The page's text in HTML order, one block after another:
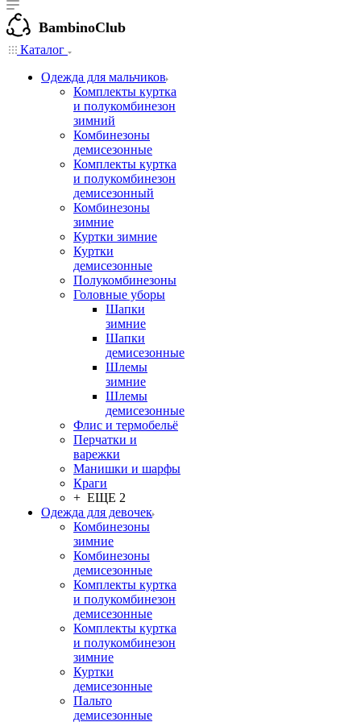
BambinoClub
Каталог
Одежда для мальчиков
Комплекты куртка
и полукомбинезон
зимний
Комбинезоны
демисезонные
Комплекты куртка
и полукомбинезон
демисезонный
Комбинезоны
зимние
Куртки зимние
Куртки
демисезонные
Полукомбинезоны
Головные уборы
Шапки
зимние
Шапки
демисезонные
Шлемы
зимние
Шлемы
демисезонные
Флис и термобельё
Перчатки и
варежки
Манишки и шарфы
Краги
+ ЕЩЕ 2
Одежда для девочек
Комбинезоны
зимние
Комбинезоны
демисезонные
Комплекты куртка
и полукомбинезон
демисезонные
Комплекты куртка
и полукомбинезон
зимние
Куртки
демисезонные
Пальто
демисезонные